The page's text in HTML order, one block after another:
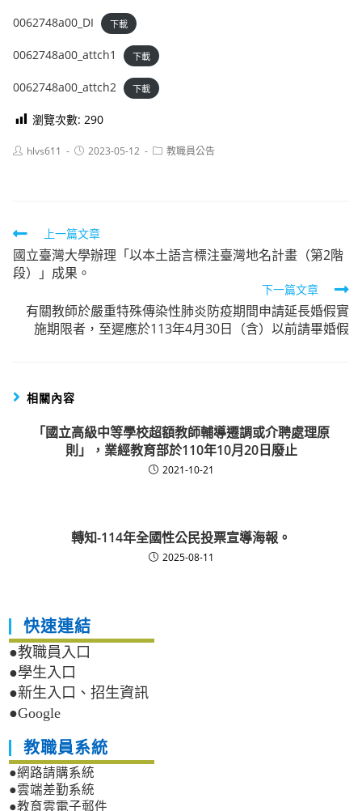
0062748a00_DI 下載
0062748a00_attch1 下載
0062748a00_attch2 下載
瀏覽次數: 290
Posthlvs611
Post2023-05-12
Post教職員公告
Read
more
articles
上一篇文章
國立臺灣大學辦理「以本土語言標注臺灣地名計畫（第2階
段）」成果。
下一篇文章
有關教師於嚴重特殊傳染性肺炎防疫期間申請延長婚假實
施期限者，至遲應於113年4月30日（含）以前請畢婚假
相關內容
「國立高級中等學校超額教師輔導遷調或介聘處理原
則」，業經教育部於110年10月20日廢止
2021-10-21
轉知-114年全國性公民投票宣導海報。
2025-08-11
快速連結
●教職員入口
●學生入口
●新生入口、招生資訊
●Google
教職員系統
●網路請購系統
●雲端差勤系統
●教育雲電子郵件